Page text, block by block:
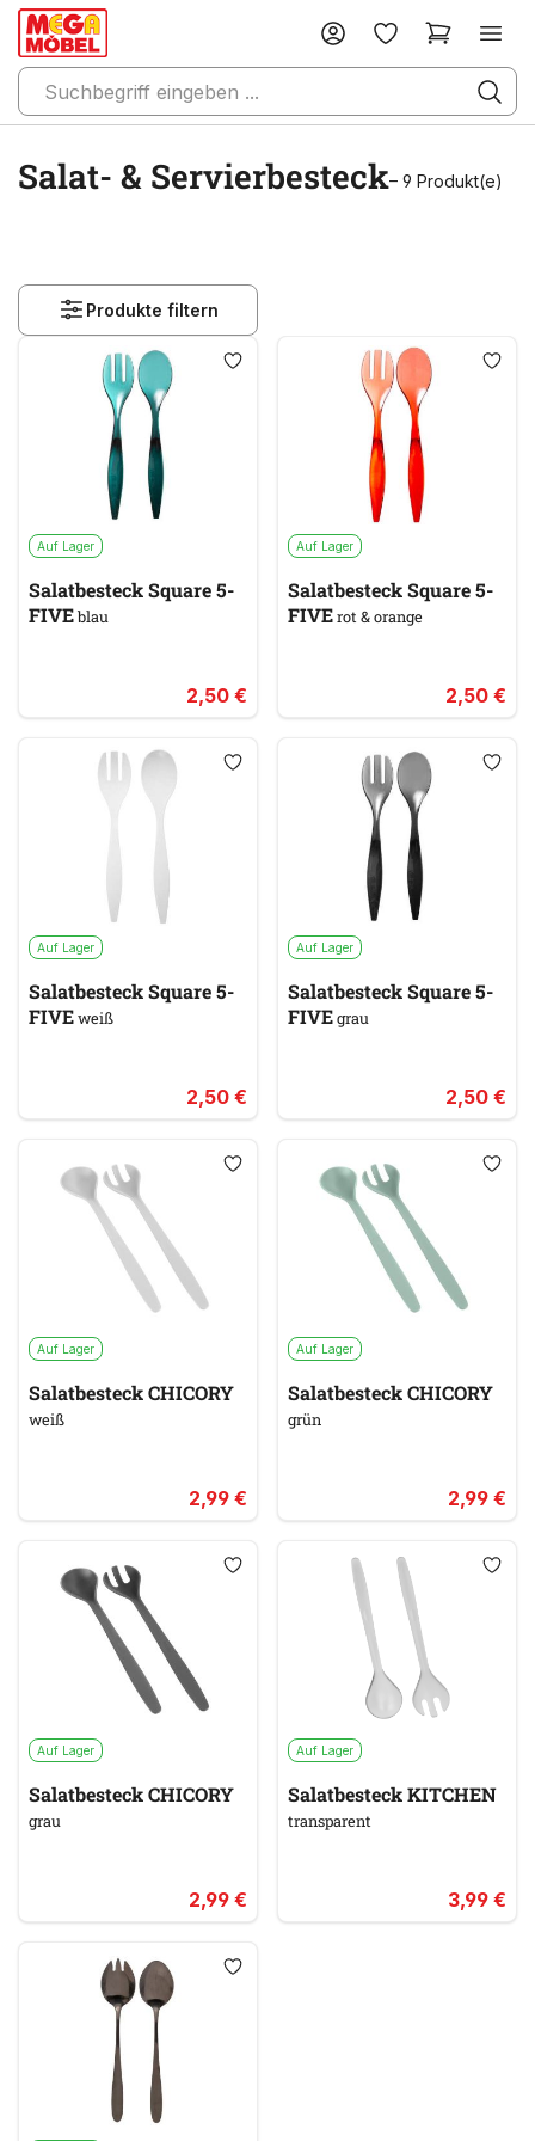
Salat- & Servierbesteck– 9 Produkt(e)
Produkte filtern
Auf Lager
Salatbesteck Square 5-
FIVEblau
2,50 €
Auf Lager
Salatbesteck Square 5-
FIVErot & orange
2,50 €
Auf Lager
Salatbesteck Square 5-
FIVEweiß
2,50 €
Auf Lager
Salatbesteck Square 5-
FIVEgrau
2,50 €
Auf Lager
Salatbesteck CHICORY
weiß
2,99 €
Auf Lager
Salatbesteck CHICORY
grün
2,99 €
Auf Lager
Salatbesteck CHICORY
grau
2,99 €
Auf Lager
Salatbesteck KITCHEN
transparent
3,99 €